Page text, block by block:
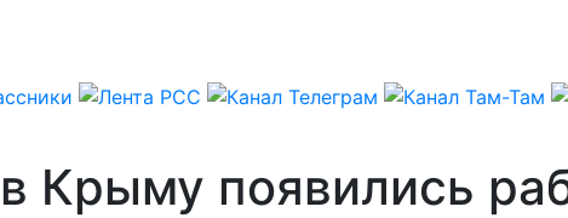
Крыму появились